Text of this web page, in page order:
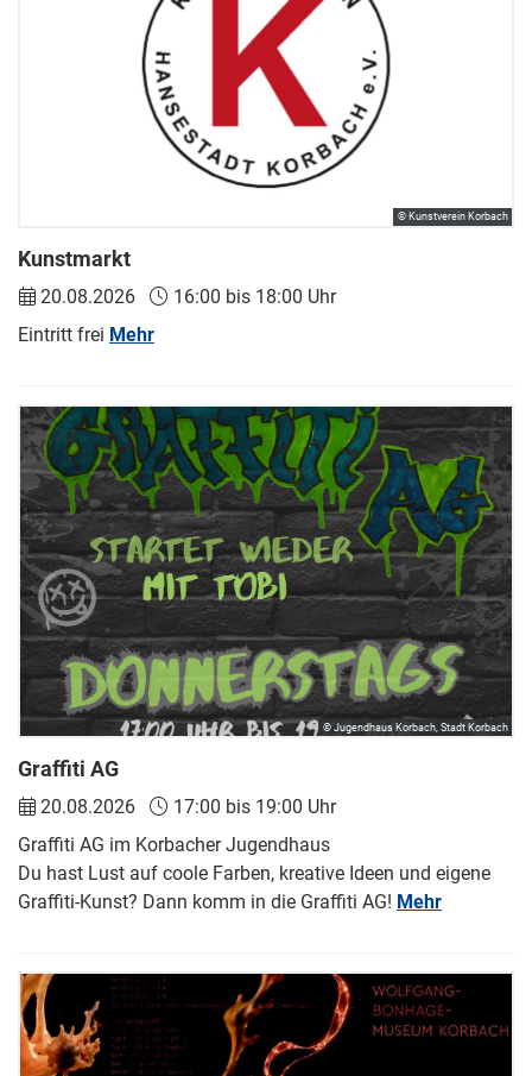
Kunstmarkt
20.08.2026
16:00 bis 18:00 Uhr
Eintritt frei Mehr
© Kunstverein Korbach
Graffiti AG
20.08.2026
17:00 bis 19:00 Uhr
Graffiti AG im Korbacher Jugendhaus
Du hast Lust auf coole Farben, kreative Ideen und eigene
Graffiti-Kunst? Dann komm in die Graffiti AG! Mehr
© Jugendhaus Korbach, Stadt Korbach